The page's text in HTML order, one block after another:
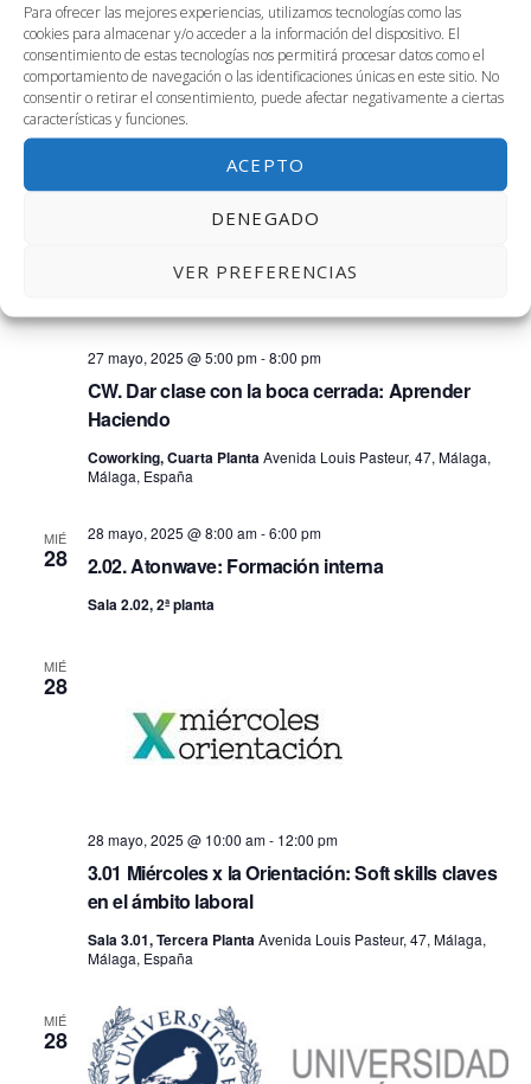
Para ofrecer las mejores experiencias, utilizamos tecnologías como las
cookies para almacenar y/o acceder a la información del dispositivo. El
consentimiento de estas tecnologías nos permitirá procesar datos como el
comportamiento de navegación o las identificaciones únicas en este sitio. No
consentir o retirar el consentimiento, puede afectar negativamente a ciertas
características y funciones.
ACEPTO
DENEGADO
VER PREFERENCIAS
MAR
27
CW. Dar clase con la boca cerrada: Aprender
Haciendo
27 mayo, 2025 @ 5:00 pm-8:00 pm
Coworking, Cuarta PlantaAvenida Louis Pasteur, 47, Málaga,
Málaga, España
MIÉ
28 2.02. Atonwave: Formación interna
28 mayo, 2025 @ 8:00 am-6:00 pm
Sala 2.02, 2ª planta
MIÉ
28
3.01 Miércoles x la Orientación: Soft skills claves
en el ámbito laboral
28 mayo, 2025 @ 10:00 am- 12:00 pm
Sala 3.01, Tercera PlantaAvenida Louis Pasteur, 47, Málaga,
Málaga, España
MIÉ
28